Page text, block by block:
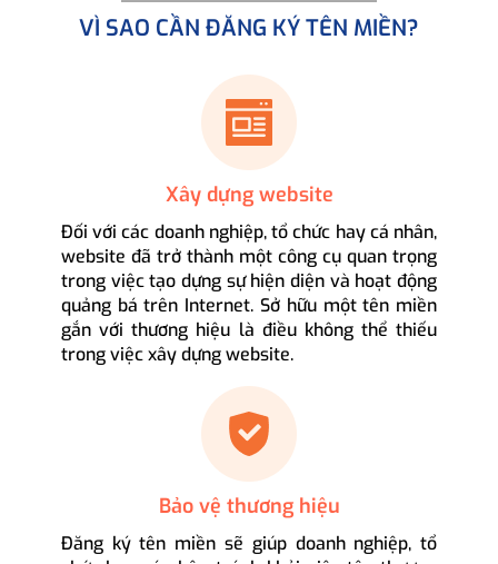
VÌ SAO CẦN ĐĂNG KÝ TÊN MIỀN?
Xây dựng website
Đối với các doanh nghiệp, tổ chức hay cá nhân,
website đã trở thành một công cụ quan trọng
trong việc tạo dựng sự hiện diện và hoạt động
quảng bá trên Internet. Sở hữu một tên miền
gắn với thương hiệu là điều không thể thiếu
trong việc xây dựng website.
Bảo vệ thương hiệu
Đăng ký tên miền sẽ giúp doanh nghiệp, tổ